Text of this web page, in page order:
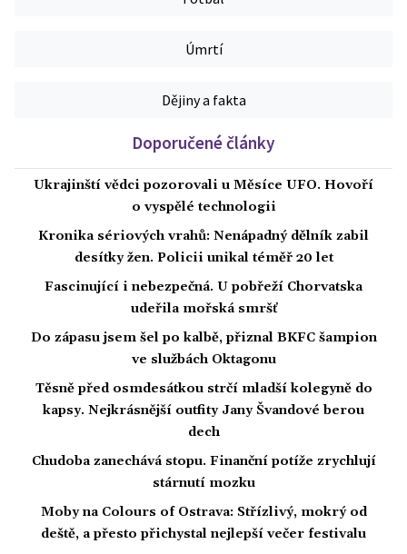
Úmrtí
Dějiny a fakta
Doporučené články
Ukrajinští vědci pozorovali u Měsíce UFO. Hovoří
o vyspělé technologii
Kronika sériových vrahů: Nenápadný dělník zabil
desítky žen. Policii unikal téměř 20 let
Fascinující i nebezpečná. U pobřeží Chorvatska
udeřila mořská smršť
Do zápasu jsem šel po kalbě, přiznal BKFC šampion
ve službách Oktagonu
Těsně před osmdesátkou strčí mladší kolegyně do
kapsy. Nejkrásnější outfity Jany Švandové berou
dech
Chudoba zanechává stopu. Finanční potíže zrychlují
stárnutí mozku
Moby na Colours of Ostrava: Střízlivý, mokrý od
deště, a přesto přichystal nejlepší večer festivalu